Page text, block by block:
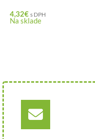
4,32€ s DPH
Na sklade